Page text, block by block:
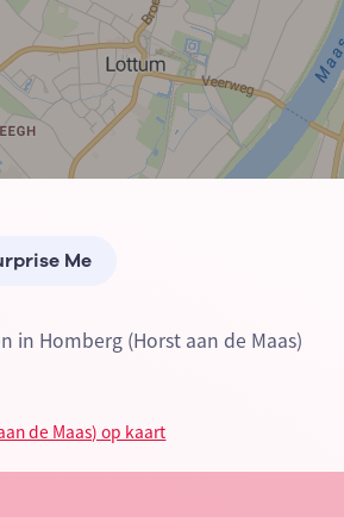
Me
in Homberg (Horst aan de Maas)
de Maas) op kaart